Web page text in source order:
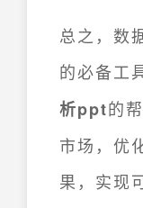
总之，数
的必备工
析ppt的
市场，优
果，实现